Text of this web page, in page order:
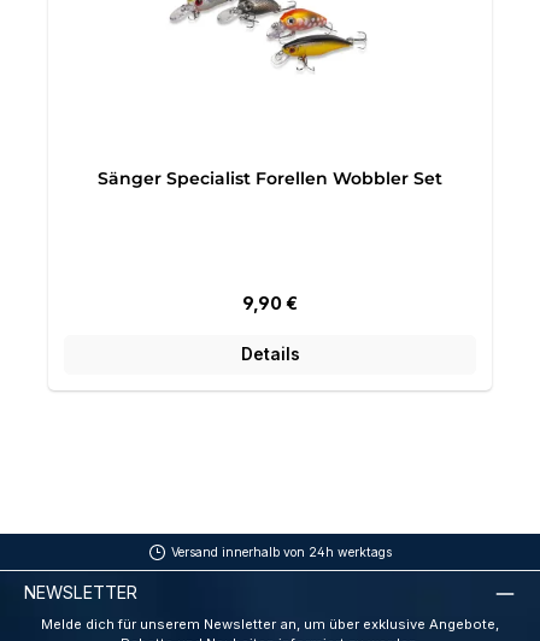
Sänger Specialist Forellen Wobbler Set
Regulärer Preis:
9,90 €
Details
Versand innerhalb von 24h werktags
NEWSLETTER
Melde dich für unserem Newsletter an, um über exklusive Angebote,